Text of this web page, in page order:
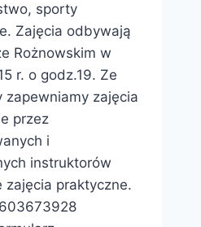
sporty
Zajęcia odbywają
Rożnowskim w
r. o godz.19. Ze
zapewniamy zajęcia
przez
i
instruktorów
zajęcia praktyczne.